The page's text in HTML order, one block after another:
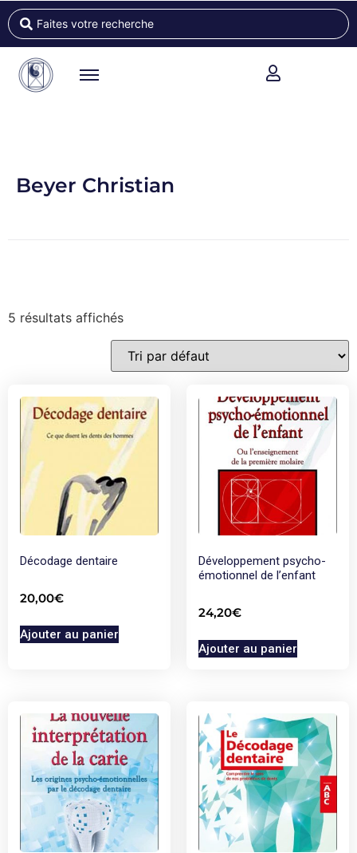
Beyer Christian
5 résultats affichés
Décodage dentaire
20,00€
Ajouter au panier
Développement psycho-
émotionnel de l’enfant
24,20€
Ajouter au panier